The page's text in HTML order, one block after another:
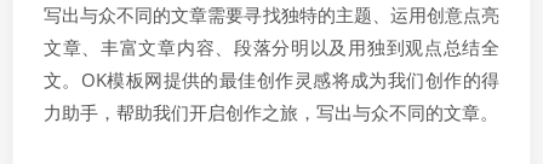
写出与众不同的文章需要寻找独特的主题、运用创意点亮
文章、丰富文章内容、段落分明以及用独到观点总结全
文。OK模板网提供的最佳创作灵感将成为我们创作的得
力助手，帮助我们开启创作之旅，写出与众不同的文章。